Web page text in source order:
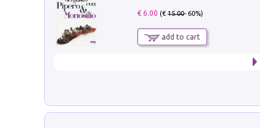
€ 6.00 (€15.00- 60%)
add to cart